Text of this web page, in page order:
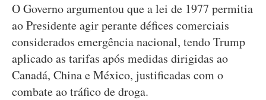
O Governo argumentou que a lei de 1977 permitia
ao Presidente agir perante défices comerciais
considerados emergência nacional, tendo Trump
aplicado as tarifas após medidas dirigidas ao
Canadá, China e México, justificadas com o
combate ao tráfico de droga.